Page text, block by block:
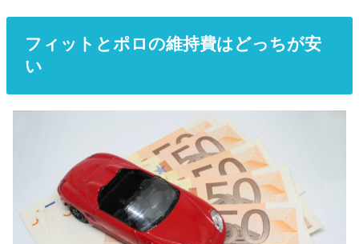
フィットとポロの維持費はどっちが安
い